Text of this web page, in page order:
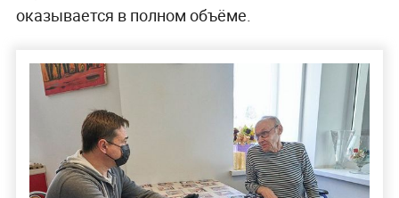
оказывается в полном объёме.